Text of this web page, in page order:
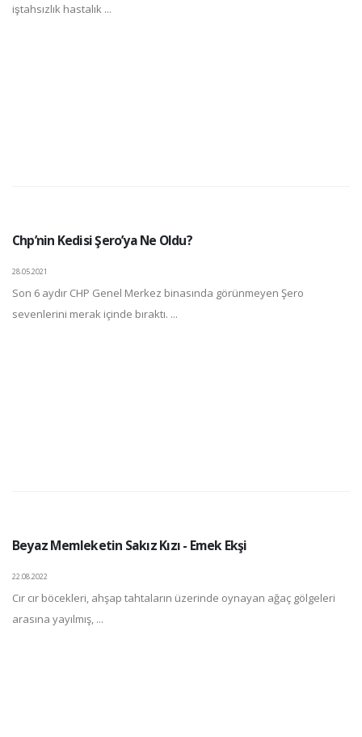
iştahsızlık hastalık ...
Chp’nin Kedisi Şero’ya Ne Oldu?
28.05.2021
Son 6 aydır CHP Genel Merkez binasında görünmeyen Şero
sevenlerini merak içinde bıraktı. ...
Beyaz Memleketin Sakız Kızı - Emek Ekşi
22.08.2022
Cır cır böcekleri, ahşap tahtaların üzerinde oynayan ağaç gölgeleri
arasına yayılmış, ...